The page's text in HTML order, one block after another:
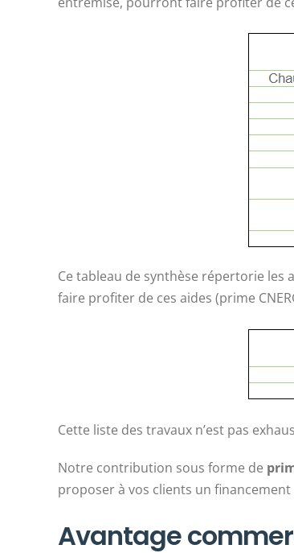
Ce tableau de synthèse répertorie les
faire profiter de ces aides (prime
Cette liste des travaux n’est pas
Notre contribution sous forme de
proposer à vos clients un financement
Avantage